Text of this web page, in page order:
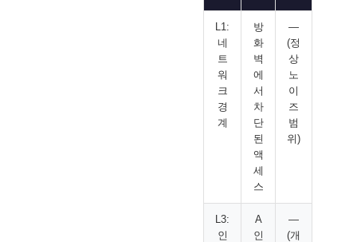
L1:
네
트
워
크
경
계
방
화
벽
에
서
차
단
된
액
세
스
—
(정
상
노
이
즈
범
위)
L3:
인
A
인
—
(개